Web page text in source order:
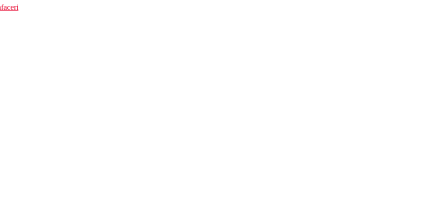
baruri, magazine, precum si divertisment de seara pentru adulti si cluburi de zi pentru copii. Sunt oferite activitati sportive si sporturi